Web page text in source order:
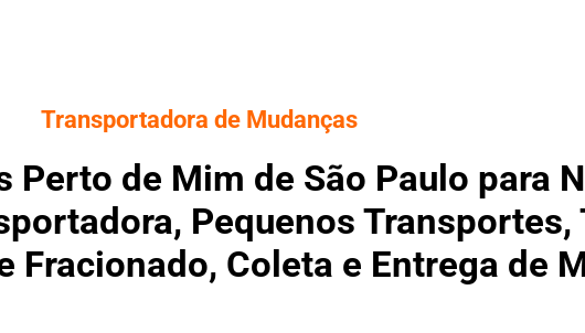
Transportadora de Mudanças
Perto de Mim de São Paulo para
Pequenos
Fracionado, Coleta e Entrega de